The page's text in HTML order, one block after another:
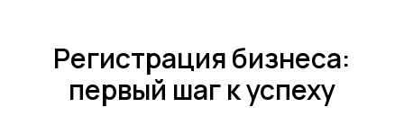
Регистрация бизнеса:
первый шаг к успеху